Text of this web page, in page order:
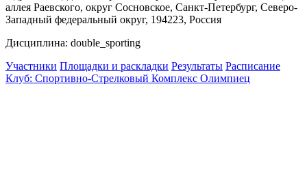
аллея Раевского, округ Сосновское, Санкт-Петербург, Северо-
Западный федеральный округ, 194223, Россия
Дисциплина: double_sporting
Участники Площадки и раскладки Результаты Расписание
Клуб: Спортивно-Стрелковый Комплекс Олимпиец